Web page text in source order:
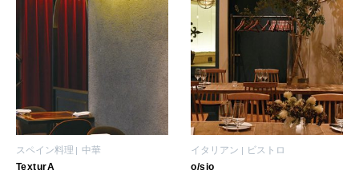
スペイン料理 中華
TexturA
イタリアン ビストロ
o/sio